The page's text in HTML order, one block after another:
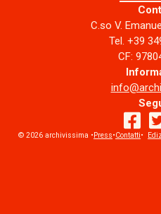
C.so V.
Tel. +39
CF:
© 2026 archivissima •Press•Contatti•